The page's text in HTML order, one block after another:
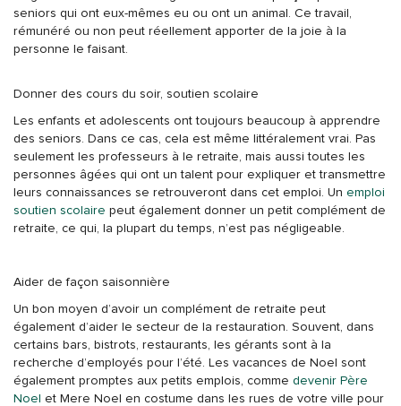
seniors qui ont eux-mêmes eu ou ont un animal. Ce travail,
rémunéré ou non peut réellement apporter de la joie à la
personne le faisant.
Donner des cours du soir, soutien scolaire
Les enfants et adolescents ont toujours beaucoup à apprendre
des seniors. Dans ce cas, cela est même littéralement vrai. Pas
seulement les professeurs à le retraite, mais aussi toutes les
personnes âgées qui ont un talent pour expliquer et transmettre
leurs connaissances se retrouveront dans cet emploi. Un emploi
soutien scolaire peut également donner un petit complément de
retraite, ce qui, la plupart du temps, n’est pas négligeable.
Aider de façon saisonnière
Un bon moyen d’avoir un complément de retraite peut
également d’aider le secteur de la restauration. Souvent, dans
certains bars, bistrots, restaurants, les gérants sont à la
recherche d’employés pour l’été. Les vacances de Noel sont
également promptes aux petits emplois, comme devenir Père
Noel et Mere Noel en costume dans les rues de votre ville pour